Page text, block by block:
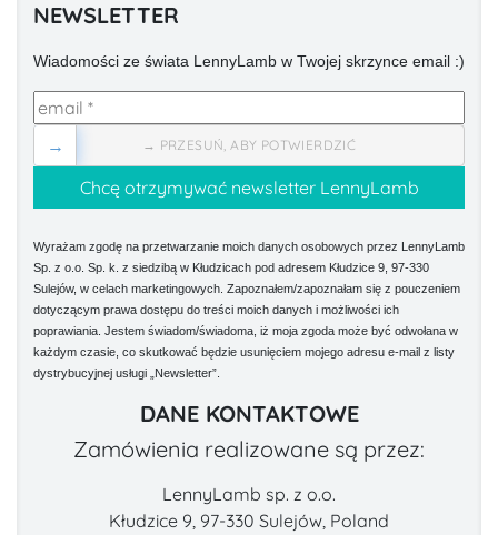
NEWSLETTER
Wiadomości ze świata LennyLamb w Twojej skrzynce email :)
→ PRZESUŃ, ABY POTWIERDZIĆ
→
Wyrażam zgodę na przetwarzanie moich danych osobowych przez LennyLamb
Sp. z o.o. Sp. k. z siedzibą w Kłudzicach pod adresem Kłudzice 9, 97-330
Sulejów, w celach marketingowych. Zapoznałem/zapoznałam się z pouczeniem
dotyczącym prawa dostępu do treści moich danych i możliwości ich
poprawiania. Jestem świadom/świadoma, iż moja zgoda może być odwołana w
każdym czasie, co skutkować będzie usunięciem mojego adresu e-mail z listy
dystrybucyjnej usługi „Newsletter”.
DANE KONTAKTOWE
Zamówienia realizowane są przez:
LennyLamb sp. z o.o.
Kłudzice 9, 97-330 Sulejów, Poland